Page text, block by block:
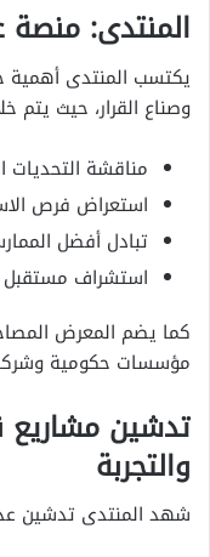
المنتدى: منصة
يكتسب المنتدى أهمية
وصناع القرار، حيث يتم
مناقشة التحديات
استعراض فرص
تبادل أفضل
استشراف مستقبل
مؤسسات حكومية
تدشين مشاريع
والتجربة
شهد المنتدى تدشين